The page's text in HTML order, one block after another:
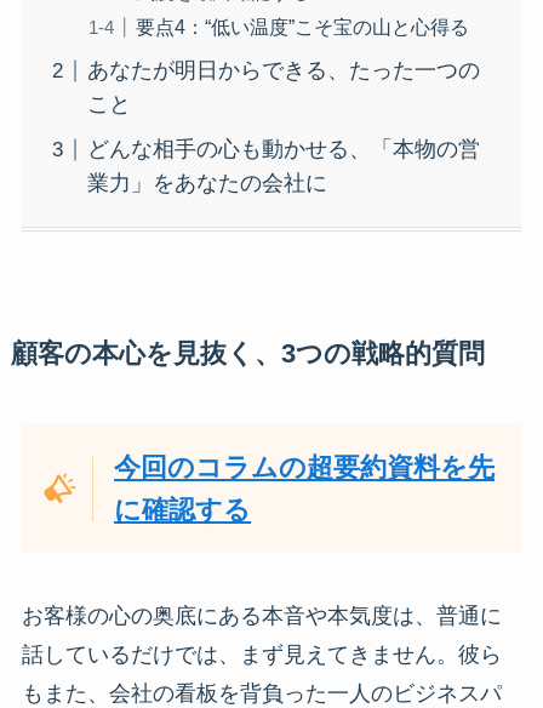
要点4：“低い温度”こそ宝の山と心得る
あなたが明日からできる、たった一つの
こと
どんな相手の心も動かせる、「本物の営
業力」をあなたの会社に
顧客の本心を見抜く、3つの戦略的質問
今回のコラムの超要約資料を先
に確認する
お客様の心の奥底にある本音や本気度は、普通に
話しているだけでは、まず見えてきません。彼ら
もまた、会社の看板を背負った一人のビジネスパ